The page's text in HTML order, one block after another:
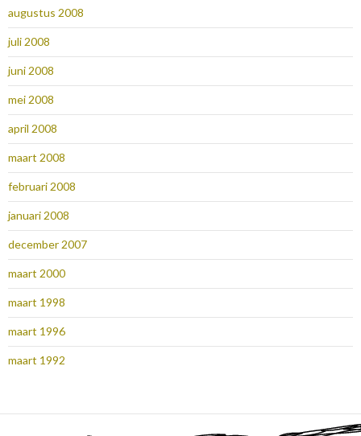
augustus 2008
juli 2008
juni 2008
mei 2008
april 2008
maart 2008
februari 2008
januari 2008
december 2007
maart 2000
maart 1998
maart 1996
maart 1992